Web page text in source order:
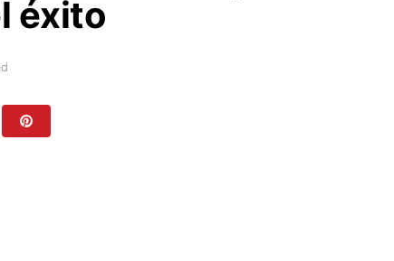
éxito